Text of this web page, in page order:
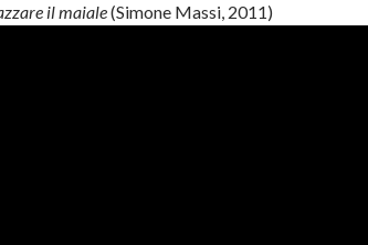
il maiale(Simone Massi, 2011)